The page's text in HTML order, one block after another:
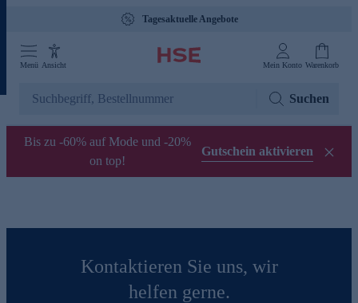
Tagesaktuelle Angebote
Menü Ansicht Mein Konto Warenkorb
Suchen
Bis zu -60% auf Mode und -20%
on top!
Gutschein aktivieren
Kontaktieren Sie uns, wir
helfen gerne.